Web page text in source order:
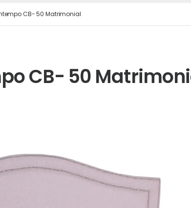
CB- 50 Matrimonial
CB- 50